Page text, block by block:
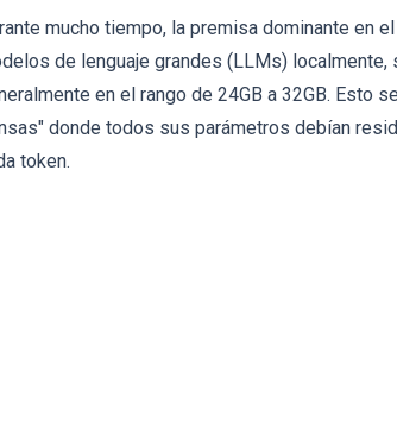
mucho tiempo, la premisa dominante en
de lenguaje grandes (LLMs)
en el rango de 24GB a 32GB. Esto
donde todos sus parámetros debían
token.